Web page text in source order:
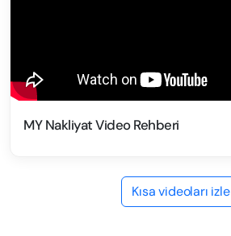
MY Nakliyat Video Rehberi
Kısa videoları izle